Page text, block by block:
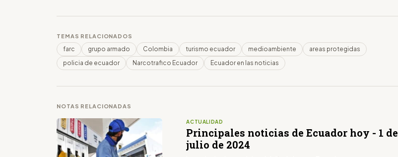
TEMAS RELACIONADOS
farc grupo armado Colombia turismo ecuador medioambiente
areas protegidas
policia de ecuador
Narcotrafico Ecuador Ecuador en las noticias
NOTAS RELACIONADAS
ACTUALIDAD
Principales noticias de Ecuador hoy - 1 de
julio de 2024